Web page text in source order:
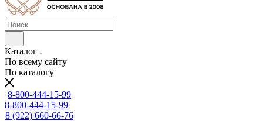
Каталог
По всему сайту
По каталогу
8-800-444-15-99
8-800-444-15-99
8 (922) 660-66-76